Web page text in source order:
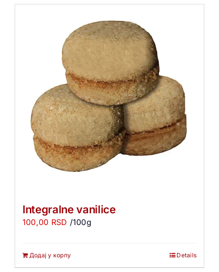
Integralne vanilice
100,00 RSD /100g
Додај у корпу Details